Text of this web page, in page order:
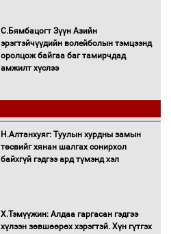
С.Бямбацогт Зүүн Азийн
эрэгтэйчүүдийн волейболын тэмцээнд
оролцож байгаа баг тамирчдад
амжилт хүслээ
Автобензин, дизель түлшний онцгой
албан татварыг тэглэлээ
Санхүүгийн хэмнэлтийн горимд эрүүл
мэндийн салбар хамаарахгүй
Н.Алтанхуяг: Туулын хурдны замын
төсвийг хянан шалгах сонирхол
байхгүй гэдгээ ард түмэнд хэл
Х.Тэмүүжин: Алдаа гаргасан гэдгээ
хүлээн зөвшөөрөх хэрэгтэй. Хүн гүтгэх